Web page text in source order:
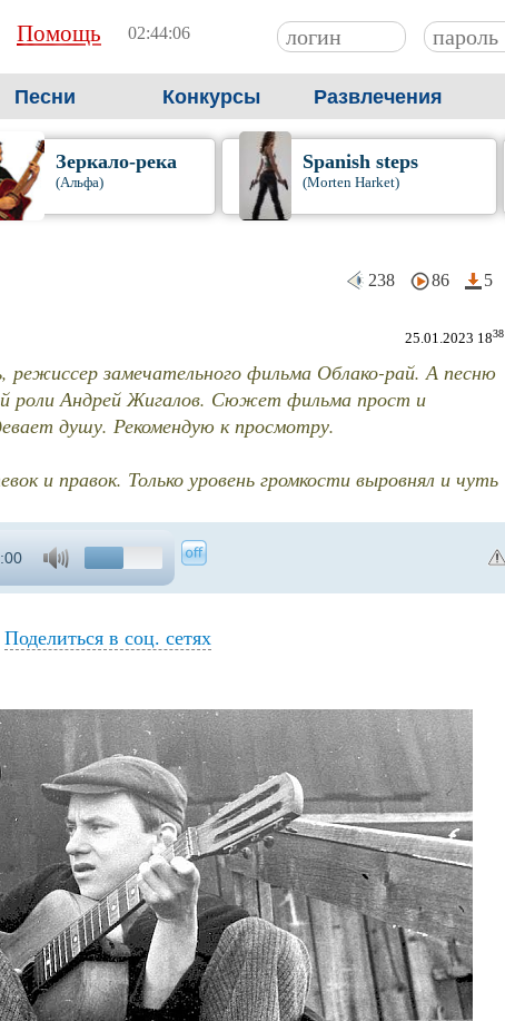
Помощь 02:44:07
Песни Конкурсы Развлечения
Зеркало-река
(Альфа)
Spanish steps
(Morten Harket)
238 86 5
25.01.2023 1838
режиссер замечательного фильма Облако-рай. А песню
роли Андрей Жигалов. Сюжет фильма прост и
душу. Рекомендую к просмотру.
и правок. Только уровень громкости выровнял и чуть
Поделиться в соц. сетях